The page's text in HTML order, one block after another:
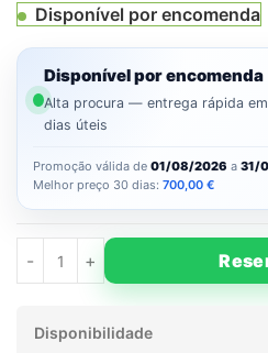
Disponível por encomenda
Disponível por encomenda
Alta procura — entrega rápida
dias úteis
Promoção válida de 01/08/2026 a 31/
Melhor preço 30 dias: 700,00 €
Disponibilidade